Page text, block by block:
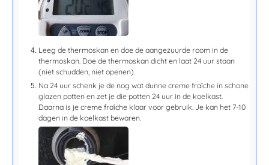
Leeg de thermoskan en doe de aangezuurde room in de
thermoskan. Doe de thermoskan dicht en laat 24 uur staan
(niet schudden, niet openen).
Na 24 uur schenk je de nog wat dunne creme fraîche in schone
glazen potten en zet je die potten 24 uur in de koelkast.
Daarna is je creme fraîche klaar voor gebruik. Je kan het 7-10
dagen in de koelkast bewaren.